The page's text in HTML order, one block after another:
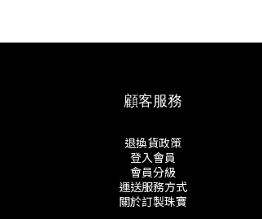
顧客服務
退換貨政策
登入會員
會員分級
運送服務方式
關於訂製珠寶